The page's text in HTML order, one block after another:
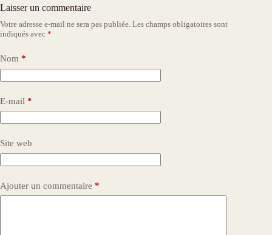
Laisser un commentaire
Votre adresse e-mail ne sera pas publiée. Les champs obligatoires sont
indiqués avec *
Nom *
E-mail *
Site web
Ajouter un commentaire *